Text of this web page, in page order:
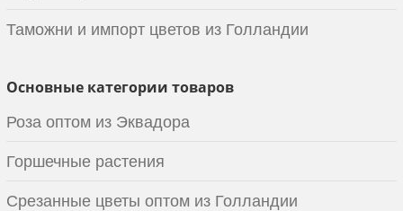
Таможни и импорт цветов из Голландии
Основные категории товаров
Роза оптом из Эквадора
Горшечные растения
Срезанные цветы оптом из Голландии